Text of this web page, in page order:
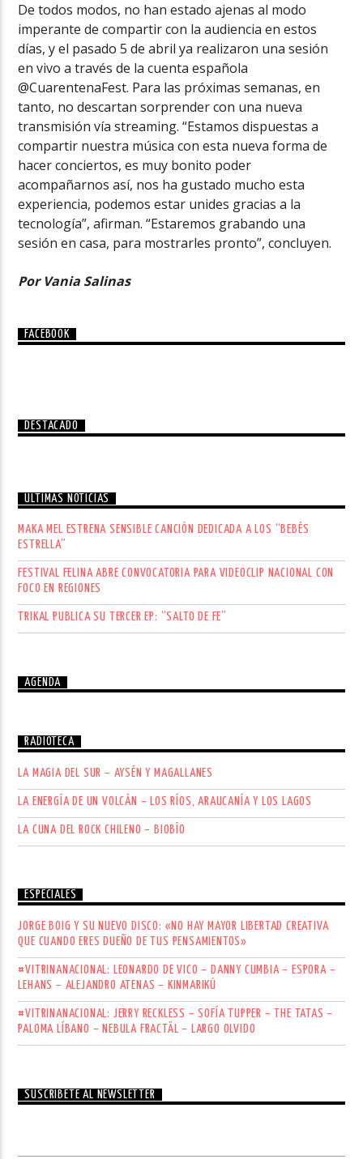
De todos modos, no han estado ajenas al modo
imperante de compartir con la audiencia en estos
días, y el pasado 5 de abril ya realizaron una sesión
en vivo a través de la cuenta española
@CuarentenaFest. Para las próximas semanas, en
tanto, no descartan sorprender con una nueva
transmisión vía streaming. “Estamos dispuestas a
compartir nuestra música con esta nueva forma de
hacer conciertos, es muy bonito poder
acompañarnos así, nos ha gustado mucho esta
experiencia, podemos estar unides gracias a la
tecnología”, afirman. “Estaremos grabando una
sesión en casa, para mostrarles pronto”, concluyen.
Por Vania Salinas
FACEBOOK
DESTACADO
ÚLTIMAS NOTICIAS
MAKA MEL ESTRENA SENSIBLE CANCIÓN DEDICADA A LOS “BEBÉS
ESTRELLA”
FESTIVAL FELINA ABRE CONVOCATORIA PARA VIDEOCLIP NACIONAL CON
FOCO EN REGIONES
TRIKAL PUBLICA SU TERCER EP: “SALTO DE FE”
AGENDA
RADIOTECA
LA MAGIA DEL SUR – AYSÉN Y MAGALLANES
LA ENERGÍA DE UN VOLCÁN – LOS RÍOS, ARAUCANÍA Y LOS LAGOS
LA CUNA DEL ROCK CHILENO – BIOBÍO
ESPECIALES
JORGE BOIG Y SU NUEVO DISCO: «NO HAY MAYOR LIBERTAD CREATIVA
QUE CUANDO ERES DUEÑO DE TUS PENSAMIENTOS»
#VITRINANACIONAL: LEONARDO DE VICO – DANNY CUMBIA – ESPORA –
LEHANS – ALEJANDRO ATENAS – KINMARIKÚ
#VITRINANACIONAL: JERRY RECKLESS – SOFÍA TUPPER – THE TATAS –
PALOMA LÍBANO – NEBULA FRACTÄL – LARGO OLVIDO
SUSCRÍBETE AL NEWSLETTER